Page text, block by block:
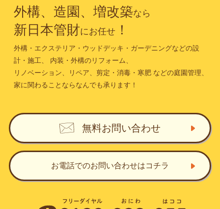
外構、造園、増改築なら
新日本管財にお任せ！
外構・エクステリア・ウッドデッキ・ガーデニングなどの設
計・施工、
内装・外構のリフォーム、
リノベーション、リペア、剪定・消毒・寒肥などの庭園管理、
家に関わることならなんでも承ります！
無料お問い合わせ
お電話でのお問い合わせはコチラ